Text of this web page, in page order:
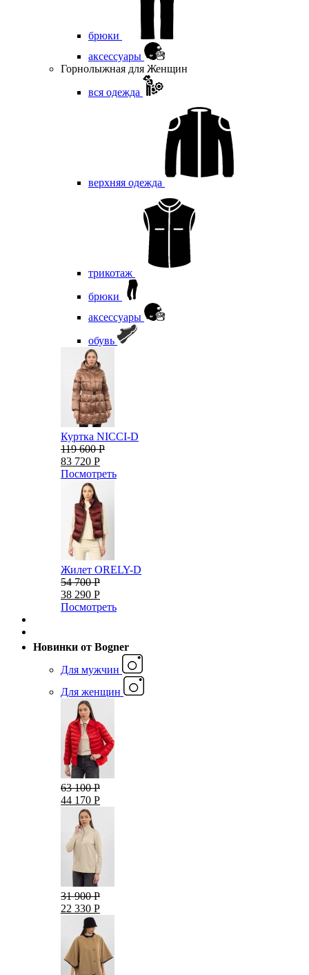
брюки
аксессуары
Горнолыжная для Женщин
вся одежда
верхняя одежда
трикотаж
брюки
аксессуары
обувь
Куртка NICCI-D
119 600 Р
83 720 Р
Посмотреть
Жилет ORELY-D
54 700 Р
38 290 Р
Посмотреть
Новинки от Bogner
Для мужчин
Для женщин
63 100 Р
44 170 Р
31 900 Р
22 330 Р